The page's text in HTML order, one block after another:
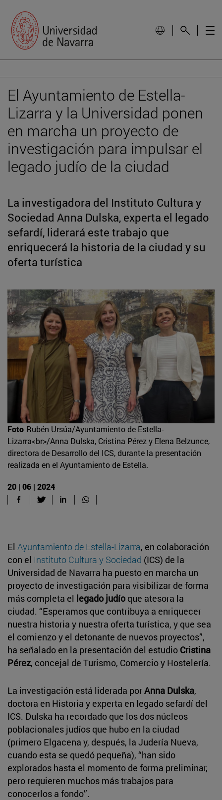
El Ayuntamiento de Estella-
Lizarra y la Universidad ponen
en marcha un proyecto de
investigación para impulsar el
legado judío de la ciudad
La investigadora del Instituto Cultura y
Sociedad Anna Dulska, experta el legado
sefardí, liderará este trabajo que
enriquecerá la historia de la ciudad y su
oferta turística
Foto Rubén Ursúa/Ayuntamiento de Estella-
Lizarra<br>/Anna Dulska, Cristina Pérez y Elena Belzunce,
directora de Desarrollo del ICS, durante la presentación
realizada en el Ayuntamiento de Estella.
20 | 06 | 2024
El Ayuntamiento de Estella-Lizarra, en colaboración
con el Instituto Cultura y Sociedad (ICS) de la
Universidad de Navarra ha puesto en marcha un
proyecto de investigación para visibilizar de forma
más completa el legado judío que atesora la
ciudad. “Esperamos que contribuya a enriquecer
nuestra historia y nuestra oferta turística, y que sea
el comienzo y el detonante de nuevos proyectos”,
ha señalado en la presentación del estudio Cristina
Pérez, concejal de Turismo, Comercio y Hostelería.
La investigación está liderada porAnna Dulska,
doctora en Historia y experta en legado sefardí del
ICS. Dulska ha recordado que los dos núcleos
poblacionales judíos que hubo en la ciudad
(primero Elgacena y, después, la Judería Nueva,
cuando esta se quedó pequeña), “han sido
explorados hasta el momento de forma preliminar,
pero requieren muchos más trabajos para
conocerlos a fondo”.